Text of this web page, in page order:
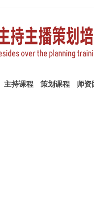
主持课程 策划课程 师资